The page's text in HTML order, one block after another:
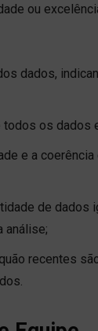
ou
dados,
todos os
e a
de dados
análise;
recentes